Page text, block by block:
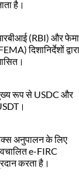
है।
(RBI) और फेमा
दिशानिर्देशों द्वारा
रूप से USDC और
अनुपालन के लिए
e-FIRC
करता है।